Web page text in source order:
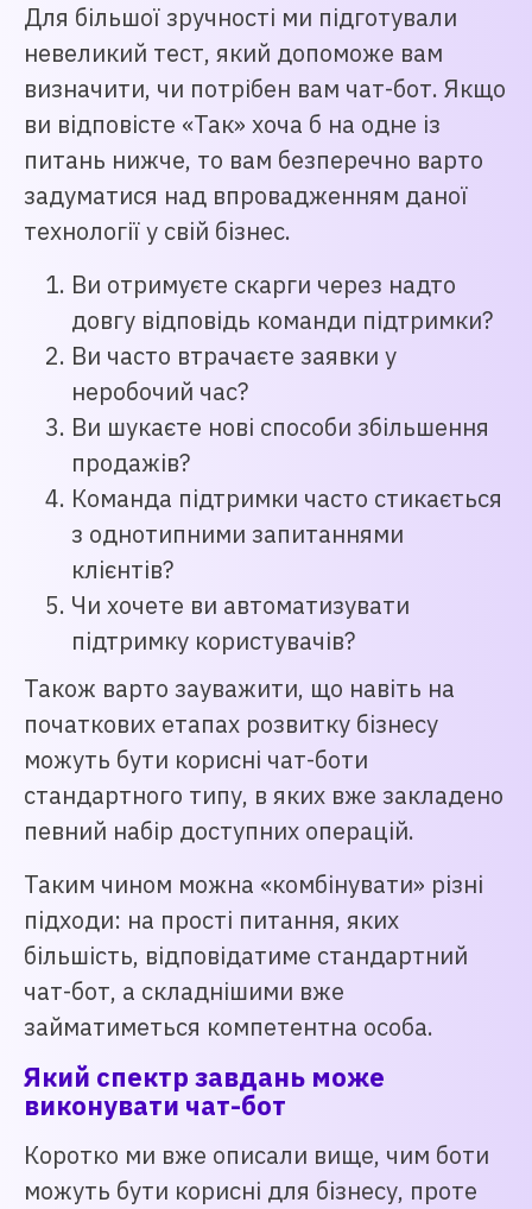
Для більшої зручності ми підготували
невеликий тест, який допоможе вам
визначити, чи потрібен вам чат-бот. Якщо
ви відповісте «Так» хоча б на одне із
питань нижче, то вам безперечно варто
задуматися над впровадженням даної
технології у свій бізнес.
Ви отримуєте скарги через надто
довгу відповідь команди підтримки?
Ви часто втрачаєте заявки у
неробочий час?
Ви шукаєте нові способи збільшення
продажів?
Команда підтримки часто стикається
з однотипними запитаннями
клієнтів?
Чи хочете ви автоматизувати
підтримку користувачів?
Також варто зауважити, що навіть на
початкових етапах розвитку бізнесу
можуть бути корисні чат-боти
стандартного типу, в яких вже закладено
певний набір доступних операцій.
Таким чином можна «комбінувати» різні
підходи: на прості питання, яких
більшість, відповідатиме стандартний
чат-бот, а складнішими вже
займатиметься компетентна особа.
Який спектр завдань може
виконувати чат-бот
Коротко ми вже описали вище, чим боти
можуть бути корисні для бізнесу, проте